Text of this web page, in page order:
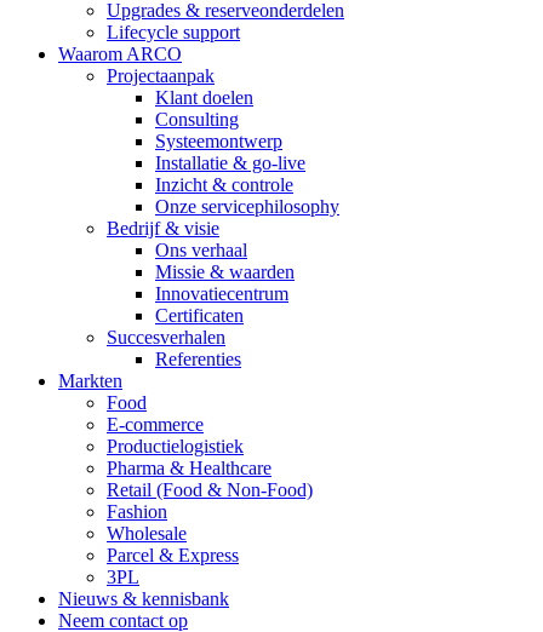
Upgrades & reserveonderdelen
Lifecycle support
Waarom ARCO
Projectaanpak
Klant doelen
Consulting
Systeemontwerp
Installatie & go-live
Inzicht & controle
Onze servicephilosophy
Bedrijf & visie
Ons verhaal
Missie & waarden
Innovatiecentrum
Certificaten
Succesverhalen
Referenties
Markten
Food
E-commerce
Productielogistiek
Pharma & Healthcare
Retail (Food & Non-Food)
Fashion
Wholesale
Parcel & Express
3PL
Nieuws & kennisbank
Neem contact op